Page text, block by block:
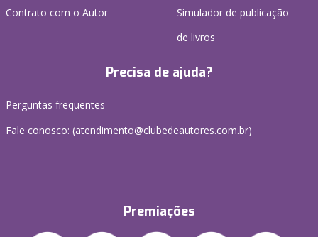
Contrato com o Autor
Simulador de publicação
de livros
Precisa de ajuda?
Perguntas frequentes
Fale conosco: (atendimento@clubedeautores.com.br)
Premiações